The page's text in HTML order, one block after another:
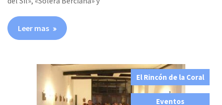
Leer mas
El Rincón de la Coral
,
Eventos